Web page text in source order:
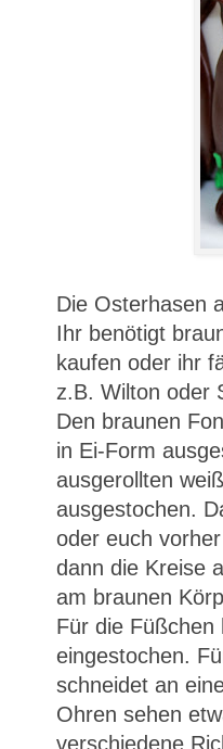
Die Osterhasen
Ihr benötigt
kaufen oder ihr
z.B. Wilton oder
Den braunen
in Ei-Form
ausgerollten
ausgestochen.
oder euch
dann die Kreise
am braunen
Für die Füßchen
eingestochen.
schneidet an
Ohren sehen
verschiedene